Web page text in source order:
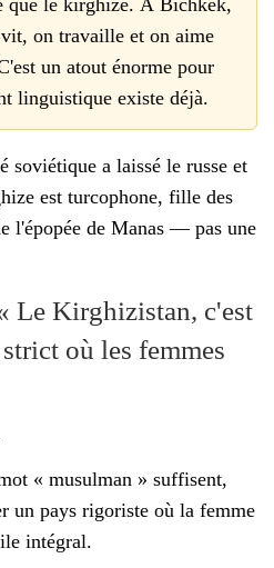
que le kirghize. À Bichkek,
on travaille et on aime
un atout énorme pour
linguistique existe déjà.
soviétique a laissé le russe et
est turcophone, fille des
l'épopée de Manas — pas une
Le Kirghizistan, c'est
où les femmes
« musulman » suffisent,
un pays rigoriste où la femme
intégral.